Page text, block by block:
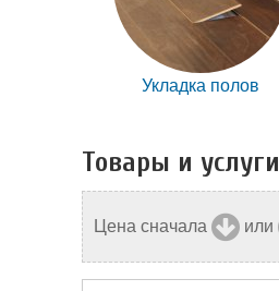
Укладка полов
Товары и услуги
Цена сначала или